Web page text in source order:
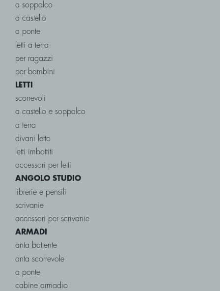
a soppalco
a castello
a ponte
letti a terra
per ragazzi
per bambini
LETTI
scorrevoli
a castello e soppalco
a terra
divani letto
letti imbottiti
accessori per letti
ANGOLO STUDIO
librerie e pensili
scrivanie
accessori per scrivanie
ARMADI
anta battente
anta scorrevole
a ponte
cabine armadio